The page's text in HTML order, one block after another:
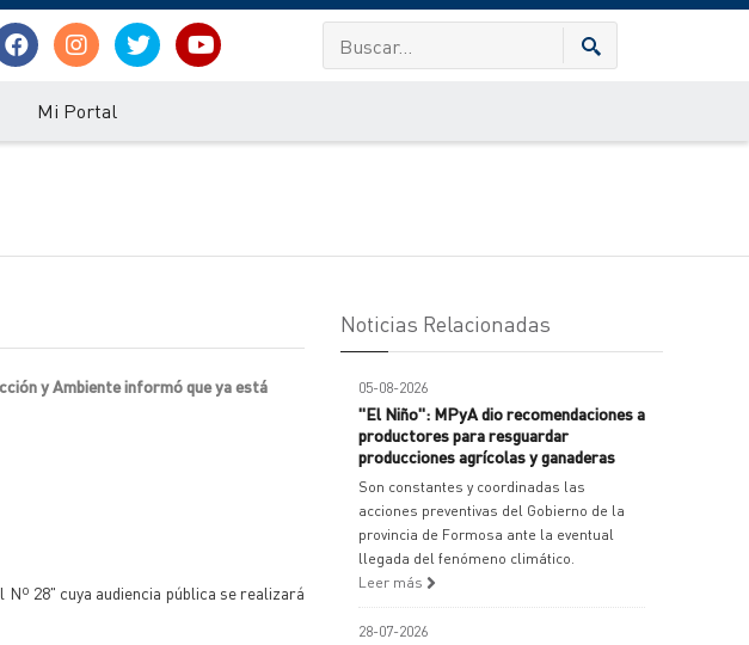
Mi Portal
y Ambiente informó que ya está
28" cuya audiencia pública se realizará
Noticias Relacionadas
05-08-2026
"El Niño": MPyA dio recomendaciones a
productores para resguardar
producciones agrícolas y ganaderas
Son constantes y coordinadas las
acciones preventivas del Gobierno de la
provincia de Formosa ante la eventual
llegada del fenómeno climático.
Leer más
28-07-2026